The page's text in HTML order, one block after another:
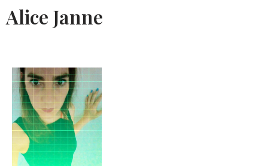
Alice Janne